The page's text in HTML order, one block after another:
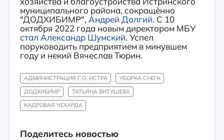
муниципального района, сокращённо
"ДОДХИБИМР", Андрей Долгий. С 10
октября 2022 года новым директором МБУ
стал Александр Шумский. Успел
поруководить предприятием в минувшем
году и некий Вячеслав Тюрин.
АДМИНИСТРАЦИЯ Г.О. ИСТРА
УБОРКА СНЕГА
ДОДХИБИМР
ТАТЬЯНА ВИТУШЕВА
КАДРОВАЯ ЧЕХАРДА
Поделитесь новостью